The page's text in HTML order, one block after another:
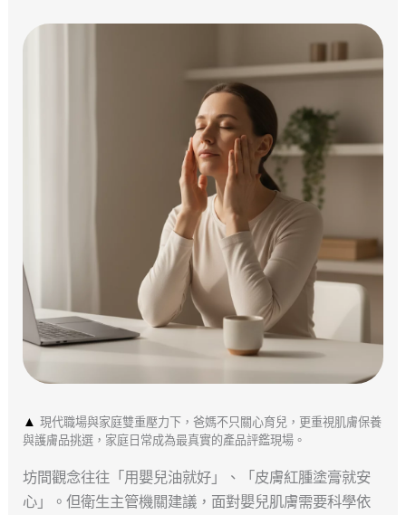
▲ 現代職場與家庭雙重壓力下，爸媽不只關心育兒，更重視肌膚保養
與護膚品挑選，家庭日常成為最真實的產品評鑑現場。
坊間觀念往往「用嬰兒油就好」、「皮膚紅腫塗膏就安
心」。但衛生主管機關建議，面對嬰兒肌膚需要科學依